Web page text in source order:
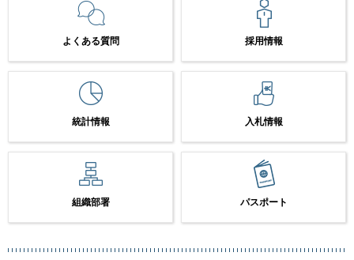
よくある質問 採用情報
統計情報 入札情報
組織部署 パスポート